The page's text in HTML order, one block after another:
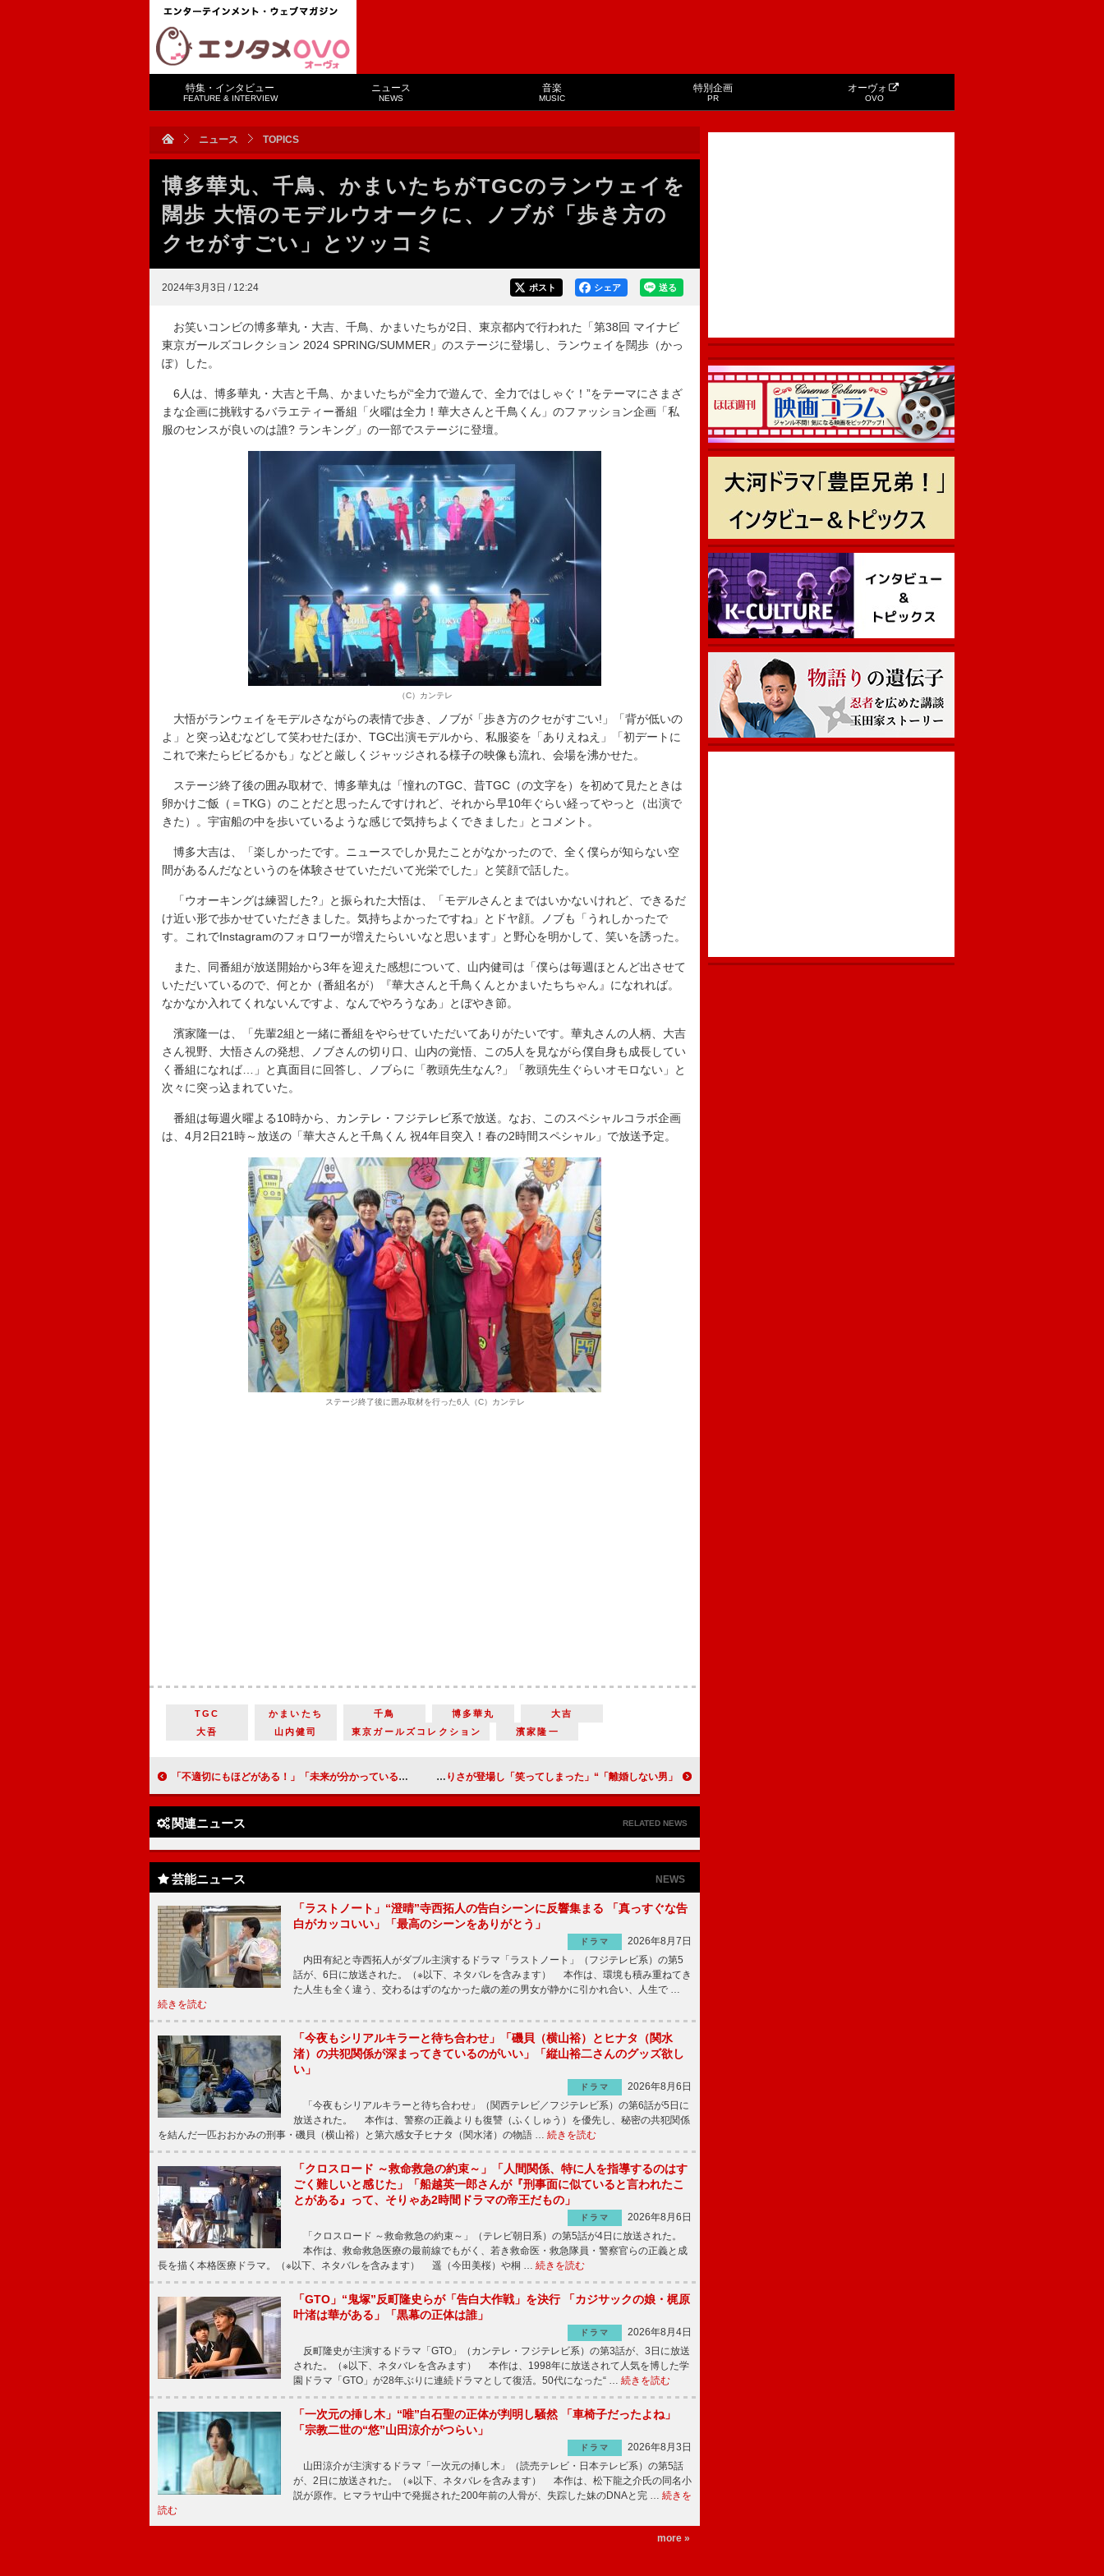
特集・インタビュー
FEATURE & INTERVIEW
ニュース
NEWS
音楽
MUSIC
特別企画
PR
オーヴォ
OVO
ニュース TOPICS
博多華丸、千鳥、かまいたちがTGCのランウェイを
闊歩 大悟のモデルウオークに、ノブが「歩き方の
クセがすごい」とツッコミ
2024年3月3日 / 12:24 送る
シェア
ポスト
お笑いコンビの博多華丸・大吉、千鳥、かまいたちが2日、東京都内で行われた「第38回 マイナビ
東京ガールズコレクション 2024 SPRING/SUMMER」のステージに登場し、ランウェイを闊歩（かっ
ぽ）した。
6人は、博多華丸・大吉と千鳥、かまいたちが“全力で遊んで、全力ではしゃぐ！”をテーマにさまざ
まな企画に挑戦するバラエティー番組「火曜は全力！華大さんと千鳥くん」のファッション企画「私
服のセンスが良いのは誰? ランキング」の一部でステージに登壇。
（C）カンテレ
大悟がランウェイをモデルさながらの表情で歩き、ノブが「歩き方のクセがすごい!」「背が低いの
よ」と突っ込むなどして笑わせたほか、TGC出演モデルから、私服姿を「ありえねえ」「初デートに
これで来たらビビるかも」などと厳しくジャッジされる様子の映像も流れ、会場を沸かせた。
ステージ終了後の囲み取材で、博多華丸は「憧れのTGC、昔TGC（の文字を）を初めて見たときは
卵かけご飯（＝TKG）のことだと思ったんですけれど、それから早10年ぐらい経ってやっと（出演で
きた）。宇宙船の中を歩いているような感じで気持ちよくできました」とコメント。
博多大吉は、「楽しかったです。ニュースでしか見たことがなかったので、全く僕らが知らない空
間があるんだなというのを体験させていただいて光栄でした」と笑顔で話した。
「ウオーキングは練習した?」と振られた大悟は、「モデルさんとまではいかないけれど、できるだ
け近い形で歩かせていただきました。気持ちよかったですね」とドヤ顔。ノブも「うれしかったで
す。これでInstagramのフォロワーが増えたらいいなと思います」と野心を明かして、笑いを誘った。
また、同番組が放送開始から3年を迎えた感想について、山内健司は「僕らは毎週ほとんど出させて
いただいているので、何とか（番組名が）『華大さんと千鳥くんとかまいたちちゃん』になれれば。
なかなか入れてくれないんですよ、なんでやろうなあ」とぼやき節。
濱家隆一は、「先輩2組と一緒に番組をやらせていただいてありがたいです。華丸さんの人柄、大吉
さん視野、大悟さんの発想、ノブさんの切り口、山内の覚悟、この5人を見ながら僕自身も成長してい
く番組になれば…」と真面目に回答し、ノブらに「教頭先生なん?」「教頭先生ぐらいオモロない」と
次々に突っ込まれていた。
番組は毎週火曜よる10時から、カンテレ・フジテレビ系で放送。なお、このスペシャルコラボ企画
は、4月2日21時～放送の「華大さんと千鳥くん 祝4年目突入！春の2時間スペシャル」で放送予定。
ステージ終了後に囲み取材を行った6人（C）カンテレ
TGC かまいたち 千鳥 博多華丸
大吉
大吾
山内健司 東京ガールズコレクション 濱家隆一
「不適切にもほどがある！」「未来が分かっている人生なんて生きる価値あるのかよ」「純子と渚の会話は泣けた」 「離婚しない男」“女子高生”浅川梨奈の正体に視聴者驚き 次週予告で観月ありさが登場し「笑ってしまった」
関連ニュース RELATED NEWS
芸能ニュース NEWS
「ラストノート」“澄晴”寺西拓人の告白シーンに反響集まる 「真っすぐな告
白がカッコいい」「最高のシーンをありがとう」
ドラマ
2026年8月7日
内田有紀と寺西拓人がダブル主演するドラマ「ラストノート」（フジテレビ系）の第5
話が、6日に放送された。（※以下、ネタバレを含みます） 本作は、環境も積み重ねてき
た人生も全く違う、交わるはずのなかった歳の差の男女が静かに引かれ合い、人生で …
続きを読む
「今夜もシリアルキラーと待ち合わせ」「磯貝（横山裕）とヒナタ（関水
渚）の共犯関係が深まってきているのがいい」「縦山裕二さんのグッズ欲し
い」
ドラマ
2026年8月6日
「今夜もシリアルキラーと待ち合わせ」（関西テレビ／フジテレビ系）の第6話が5日に
放送された。 本作は、警察の正義よりも復讐（ふくしゅう）を優先し、秘密の共犯関係
を結んだ一匹おおかみの刑事・磯貝（横山裕）と第六感女子ヒナタ（関水渚）の物語 … 続きを読む
「クロスロード ～救命救急の約束～」「人間関係、特に人を指導するのはす
ごく難しいと感じた」「船越英一郎さんが『刑事面に似ていると言われたこ
とがある』って、そりゃあ2時間ドラマの帝王だもの」
ドラマ
2026年8月6日
「クロスロード ～救命救急の約束～」（テレビ朝日系）の第5話が4日に放送された。
本作は、救命救急医療の最前線でもがく、若き救命医・救急隊員・警察官らの正義と成
長を描く本格医療ドラマ。（※以下、ネタバレを含みます） 遥（今田美桜）や桐 … 続きを読む
「GTO」“鬼塚”反町隆史らが「告白大作戦」を決行 「カジサックの娘・梶原
叶渚は華がある」「黒幕の正体は誰」
ドラマ
2026年8月4日
反町隆史が主演するドラマ「GTO」（カンテレ・フジテレビ系）の第3話が、3日に放送
された。（※以下、ネタバレを含みます） 本作は、1998年に放送されて人気を博した学
園ドラマ「GTO」が28年ぶりに連続ドラマとして復活。50代になった“ … 続きを読む
「一次元の挿し木」“唯”白石聖の正体が判明し騒然 「車椅子だったよね」
「宗教二世の“悠”山田涼介がつらい」
ドラマ
2026年8月3日
山田涼介が主演するドラマ「一次元の挿し木」（読売テレビ・日本テレビ系）の第5話
が、2日に放送された。（※以下、ネタバレを含みます） 本作は、松下龍之介氏の同名小
説が原作。ヒマラヤ山中で発掘された200年前の人骨が、失踪した妹のDNAと完 … 続きを
読む
more »